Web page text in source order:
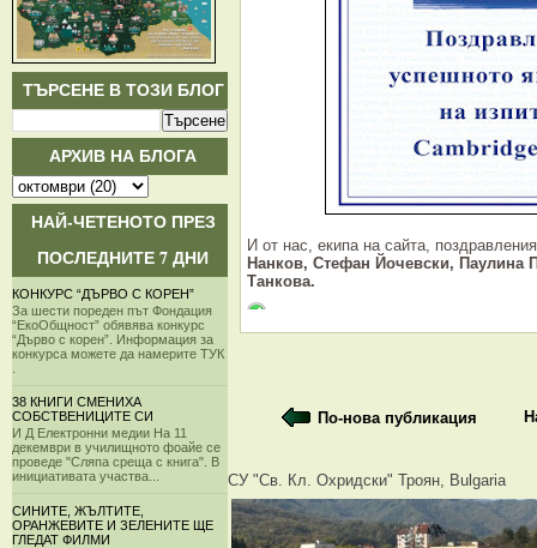
ТЪРСЕНЕ В ТОЗИ БЛОГ
АРХИВ НА БЛОГА
НАЙ-ЧЕТЕНОТО ПРЕЗ
ПОСЛЕДНИТЕ 7 ДНИ
КОНКУРС “ДЪРВО С КОРЕН”
За шести пореден път Фондация
“ЕкоОбщност” обявява конкурс
“Дърво с корен”. Информация за
конкурса можете да намерите ТУК
38 КНИГИ СМЕНИХА
СОБСТВЕНИЦИТЕ СИ
И Д Електронни медии На 11
декември в училищното фоайе се
проведе "Сляпа среща с книга". В
инициативата участва...
СИНИТЕ, ЖЪЛТИТЕ,
ОРАНЖЕВИТЕ И ЗЕЛЕНИТЕ ЩЕ
ГЛЕДАТ ФИЛМИ
И от нас, екипа на сайта,
Нанков, Стефан Йочевски, Паулина
Танкова.
По-нова публикация
СУ "Св. Кл. Охридски" Троян, Bulgaria